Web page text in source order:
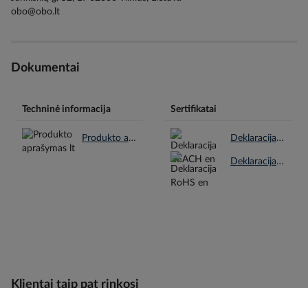
obo@obo.lt
Dokumentai
Techninė informacija
Produkto aprašymas lt.pdf
Sertifikatai
Deklaracija REACH en.pdf
Deklaracija RoHS en.pdf
Klientai taip pat rinkosi